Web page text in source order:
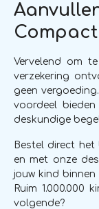
Compact
Vervelend om
verzekering
geen
voordeel
deskundige
Bestel direct
en met onze
jouw kind
Ruim 1.000.000
volgende?